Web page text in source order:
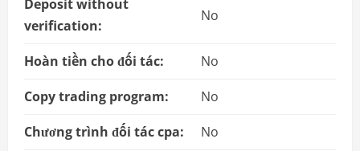
Deposit without
verification:
No
Hoàn tiền cho đối tác:
No
Copy trading program:
No
Chương trình đối tác cpa:
No